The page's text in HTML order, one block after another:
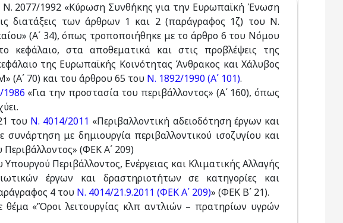
Ν. 2077/1992 «Κύρωση Συνθήκης για την Ευρωπαϊκή Ένωση
διατάξεις των άρθρων 1 και 2 (παράγραφος 1ζ) του Ν.
(A΄ 34), όπως τροποποιήθηκε με το άρθρο 6 του Νόμου
κεφάλαιο, στα αποθεματικά και στις προβλέψεις της
της Ευρωπαϊκής Κοινότητας Άνθρακος και Χάλυβος
(A΄ 70) και του άρθρου 65 του Ν. 1892/1990 (A΄ 101).
«Για την προστασία του περιβάλλοντος» (A΄ 160), όπως
του Ν. 4014/2011 «Περιβαλλοντική αδειοδότηση έργων και
με δημιουργία περιβαλλοντικού ισοζυγίου και
Περιβάλλοντος» (ΦΕΚ Α΄ 209)
Περιβάλλοντος, Ενέργειας και Κλιματικής Αλλαγής
έργων και δραστηριοτήτων σε κατηγορίες και
4 του Ν. 4014/21.9.2011 (ΦΕΚ Α΄ 209)» (ΦΕΚ Β΄ 21).
θέμα «’Όροι λειτουργίας κλπ αντλιών – πρατηρίων υγρών